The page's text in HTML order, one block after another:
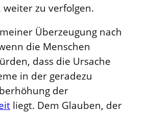
weiter zu verfolgen.
Überzeugung nach
die Menschen
dass die Ursache
in der geradezu
der
liegt. Dem Glauben, der